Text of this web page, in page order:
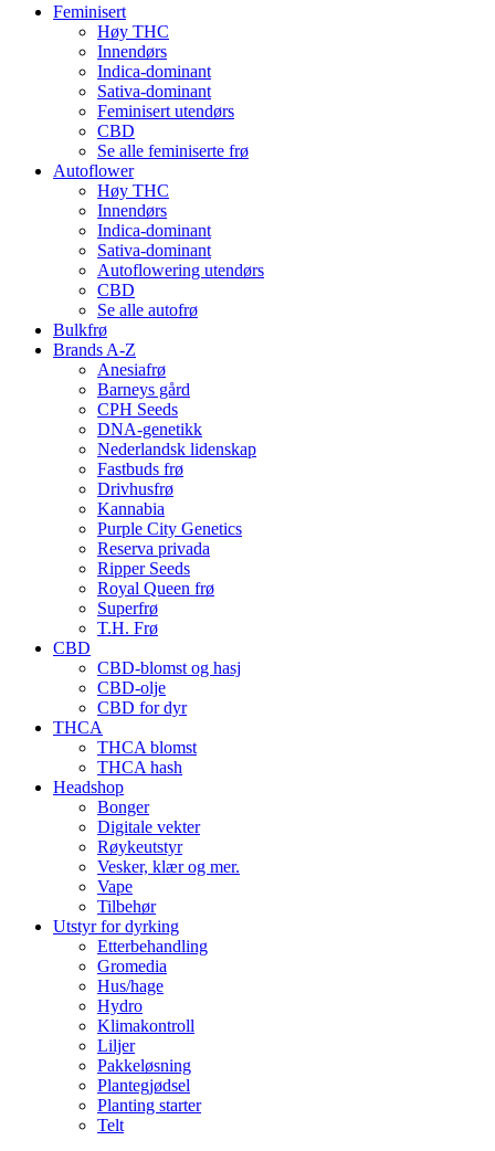
Feminisert
Høy THC
Innendørs
Indica-dominant
Sativa-dominant
Feminisert utendørs
CBD
Se alle feminiserte frø
Autoflower
Høy THC
Innendørs
Indica-dominant
Sativa-dominant
Autoflowering utendørs
CBD
Se alle autofrø
Bulkfrø
Brands A-Z
Anesiafrø
Barneys gård
CPH Seeds
DNA-genetikk
Nederlandsk lidenskap
Fastbuds frø
Drivhusfrø
Kannabia
Purple City Genetics
Reserva privada
Ripper Seeds
Royal Queen frø
Superfrø
T.H. Frø
CBD
CBD-blomst og hasj
CBD-olje
CBD for dyr
THCA
THCA blomst
THCA hash
Headshop
Bonger
Digitale vekter
Røykeutstyr
Vesker, klær og mer.
Vape
Tilbehør
Utstyr for dyrking
Etterbehandling
Gromedia
Hus/hage
Hydro
Klimakontroll
Liljer
Pakkeløsning
Plantegjødsel
Planting starter
Telt